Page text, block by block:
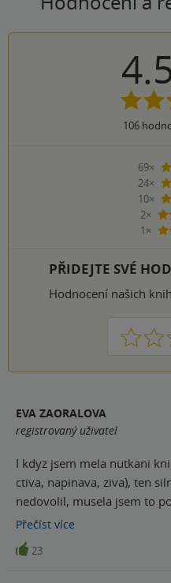
106
69×
24×
10×
2×
1×
1
PŘIDEJTE SVÉ
Hodnocení našich
1 2 3 4
EVA ZAORALOVA
registrovaný uživatel
I kdyz jsem mela nutkani
ctiva, napinava, ziva), ten
nedovolil, musela jsem to
romantickym pribehem je
nevim, jestli me dostaly vic
situace hrdinky ktera jen
Přečíst více
23